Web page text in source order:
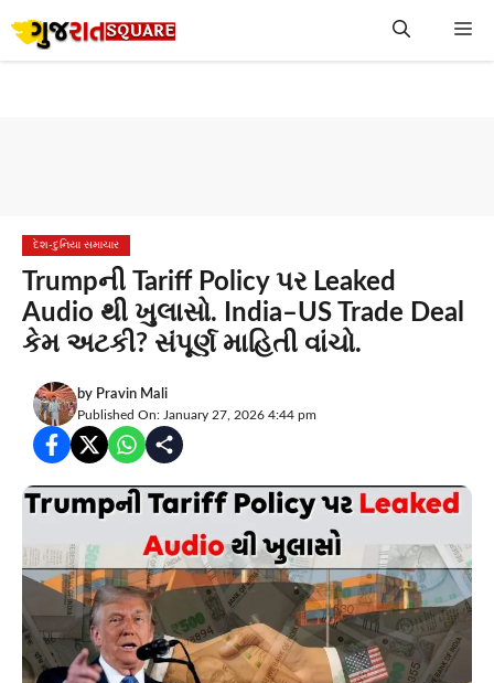
to
દેશ-દુનિયા સમાચાર
Trumpની Tariff Policy પર Leaked
Audio થી ખુલાસો. India–US Trade Deal
કેમ અટકી? સંપૂર્ણ માહિતી વાંચો.
by Pravin Mali
Published On: January 27, 2026 4:44 pm